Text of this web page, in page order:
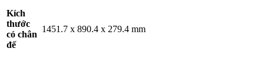
Kích
thước
có chân
đế
1451.7 x 890.4 x 279.4 mm